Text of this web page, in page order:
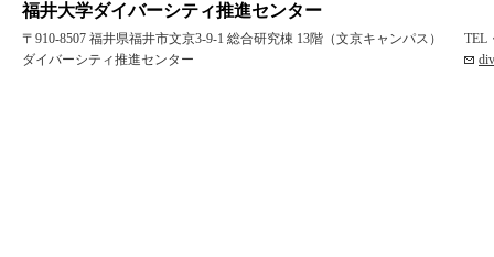
福井大学ダイバーシティ推進センター
〒910-8507 福井県福井市文京3-9-1 総合研究棟 13階（文京キャンパス）
ダイバーシティ推進センター
TEL